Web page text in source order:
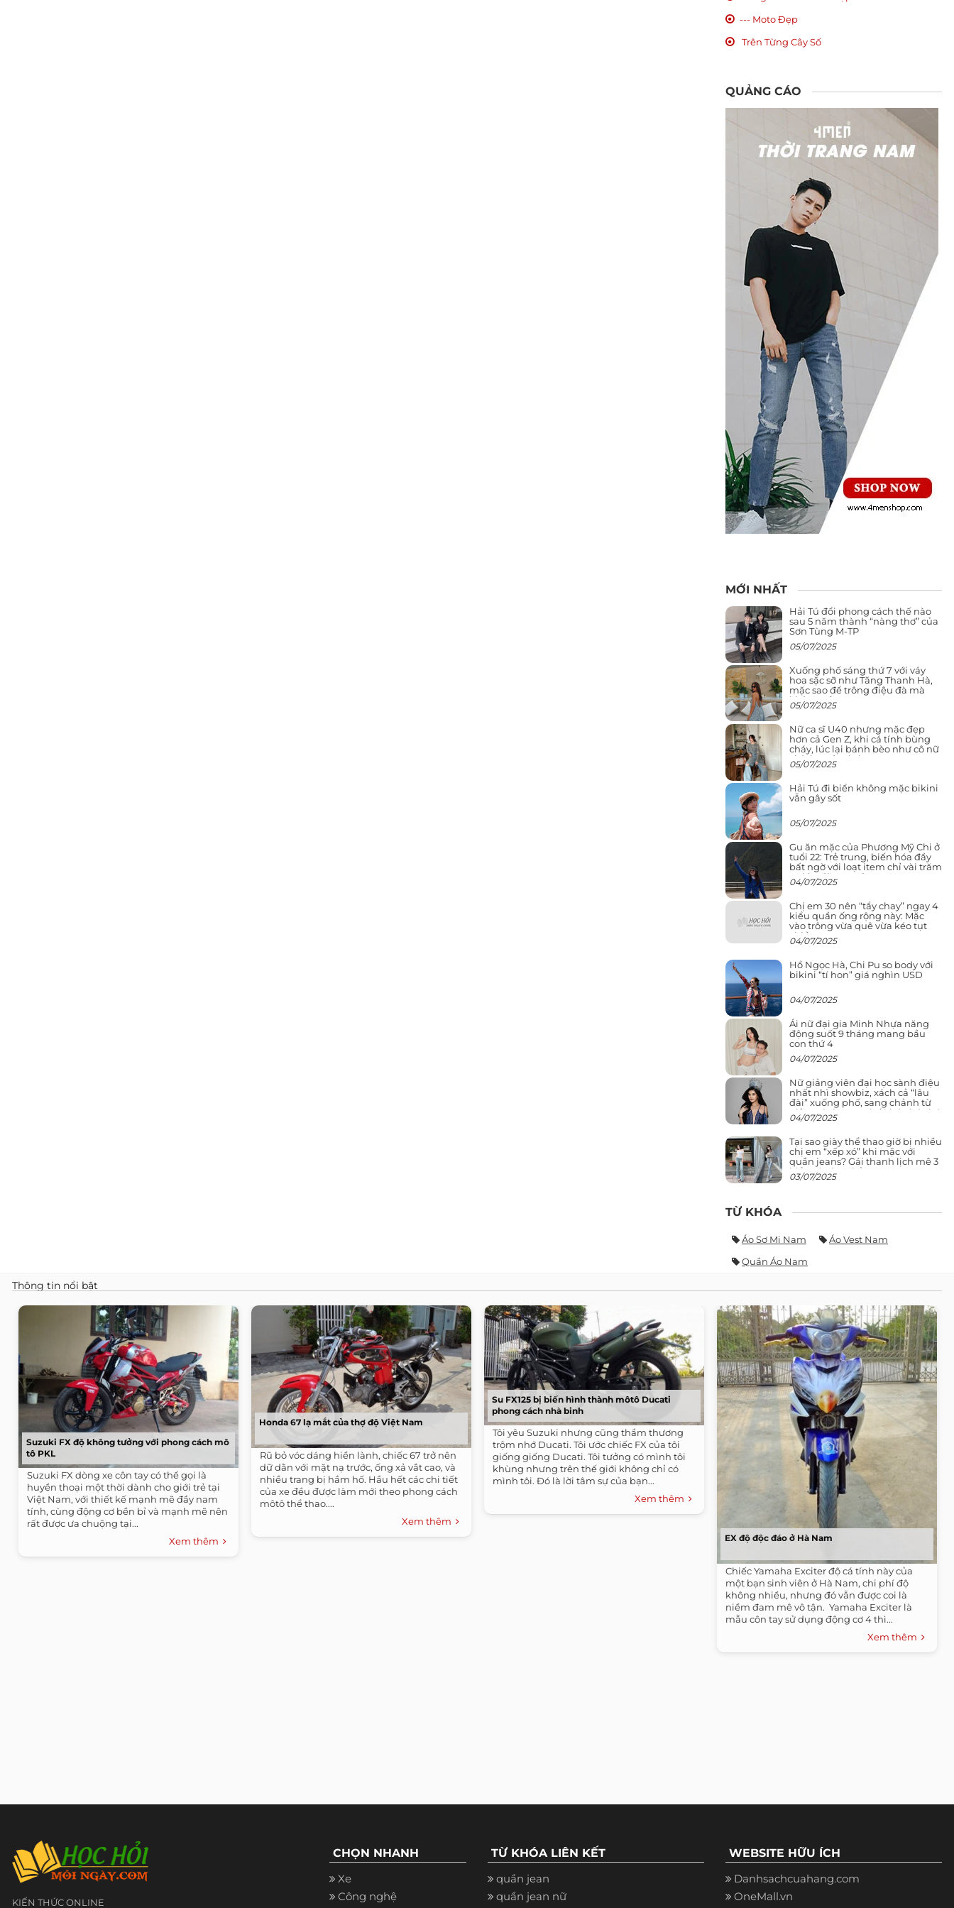
--- Moto Đẹp
Trên Từng Cây Số
QUẢNG CÁO
MỚI NHẤT
Hải Tú đổi phong cách thế nào
sau 5 năm thành “nàng thơ” của
Sơn Tùng M-TP
05/07/2025
Xuống phố sáng thứ 7 với váy
hoa sặc sỡ như Tăng Thanh Hà,
mặc sao để trông điệu đà mà
không sến
05/07/2025
Nữ ca sĩ U40 nhưng mặc đẹp
hơn cả Gen Z, khi cá tính bùng
cháy, lúc lại bánh bèo như cô nữ
chính ngôn tình
05/07/2025
Hải Tú đi biển không mặc bikini
vẫn gây sốt
05/07/2025
Gu ăn mặc của Phương Mỹ Chi ở
tuổi 22: Trẻ trung, biến hóa đầy
bất ngờ với loạt item chỉ vài trăm
nghìn đã mua được
04/07/2025
Chị em 30 nên “tẩy chay” ngay 4
kiểu quần ống rộng này: Mặc
vào trông vừa quê vừa kéo tụt
chiều cao
04/07/2025
Hồ Ngọc Hà, Chi Pu so body với
bikini “tí hon” giá nghìn USD
04/07/2025
Ái nữ đại gia Minh Nhựa năng
động suốt 9 tháng mang bầu
con thứ 4
04/07/2025
Nữ giảng viên đại học sành điệu
nhất nhì showbiz, xách cả “lâu
đài” xuống phố, sang chảnh từ
giảng đường ra phố khó ai đọ lại
04/07/2025
Tại sao giày thể thao giờ bị nhiều
chị em “xếp xó” khi mặc với
quần jeans? Gái thanh lịch mê 3
kiểu này hơn hẳn
03/07/2025
TỪ KHÓA
Áo Sơ Mi Nam
Áo Vest Nam
Quần Áo Nam
Thông tin nổi bật
Suzuki FX độ không tưởng với phong cách mô
tô PKL
Suzuki FX dòng xe côn tay có thể gọi là
huyền thoại một thời dành cho giới trẻ tại
Việt Nam, với thiết kế mạnh mẽ đầy nam
tính, cùng động cơ bền bỉ và mạnh mẽ nên
rất được ưa chuộng tại...
Xem thêm
Honda 67 lạ mắt của thợ độ Việt Nam
Rũ bỏ vóc dáng hiền lành, chiếc 67 trở nên
dữ dằn với mặt nạ trước, ống xả vắt cao, và
nhiều trang bị hầm hố. Hầu hết các chi tiết
của xe đều được làm mới theo phong cách
môtô thể thao....
Xem thêm
Su FX125 bị biến hình thành môtô Ducati
phong cách nhà binh
Tôi yêu Suzuki nhưng cũng thầm thương
trộm nhớ Ducati. Tôi ước chiếc FX của tôi
giống giống Ducati. Tôi tưởng có mình tôi
khùng nhưng trên thế giới không chỉ có
mình tôi. Đó là lời tâm sự của bạn...
Xem thêm
EX độ độc đáo ở Hà Nam
Chiếc Yamaha Exciter độ cá tính này của
một bạn sinh viên ở Hà Nam, chi phí độ
không nhiều, nhưng đó vẫn được coi là
niềm đam mê vô tận. ​ ​Yamaha Exciter là
mẫu côn tay sử dụng động cơ 4 thì...
Xem thêm
KIẾN THỨC ONLINE
CHỌN NHANH
Xe
Công nghệ
TỪ KHÓA LIÊN KẾT
quần jean
quần jean nữ
WEBSITE HỮU ÍCH
Danhsachcuahang.com
OneMall.vn